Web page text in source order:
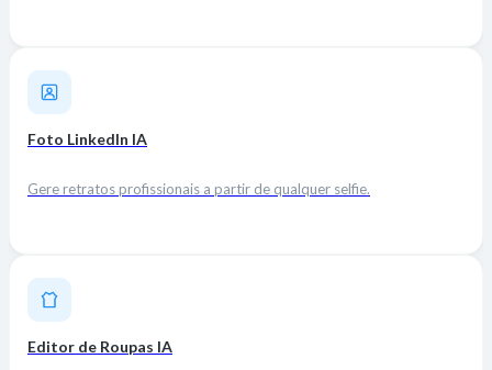
Foto LinkedIn IA
Gere retratos profissionais a partir de qualquer selfie.
Editor de Roupas IA